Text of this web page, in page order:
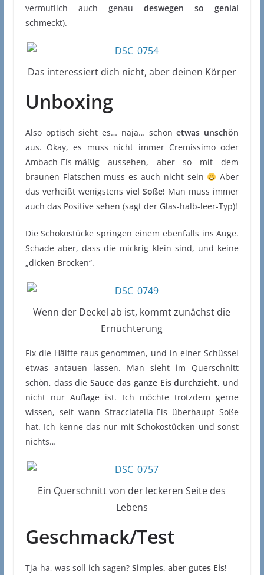
vermutlich auch genaudeswegen so genial
schmeckt).
Das interessiert dich nicht, aber deinen Körper
Unboxing
Also optisch sieht es… naja… schonetwas unschön
aus. Okay, es muss nicht immer Cremissimo oder
Ambach-Eis-mäßig aussehen, aber so mit dem
braunen Flatschen muss es auch nicht sein
Aber
das verheißt wenigstens viel Soße! Man muss immer
auch das Positive sehen (sagt der Glas-halb-leer-Typ)!
Die Schokostücke springen einem ebenfalls ins Auge.
Schade aber, dass die mickrig klein sind, und keine
„dicken Brocken“.
Wenn der Deckel ab ist, kommt zunächst die
Ernüchterung
Fix die Hälfte raus genommen, und in einer Schüssel
etwas antauen lassen. Man sieht im Querschnitt
schön, dass dieSauce das ganze Eis durchzieht, und
nicht nur Auflage ist. Ich möchte trotzdem gerne
wissen, seit wann Stracciatella-Eis überhaupt Soße
hat. Ich kenne das nur mit Schokostücken und sonst
nichts…
Ein Querschnitt von der leckeren Seite des
Lebens
Geschmack/Test
Tja-ha, was soll ich sagen? Simples, aber gutes Eis!